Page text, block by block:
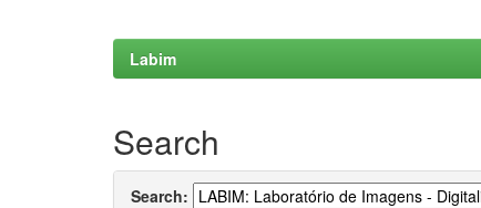
Labim
Search
Search: